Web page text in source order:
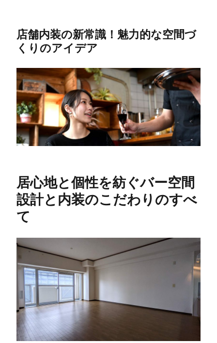
店舗内装の新常識！魅力的な空間づ
くりのアイデア
居心地と個性を紡ぐバー空間
設計と内装のこだわりのすべ
て